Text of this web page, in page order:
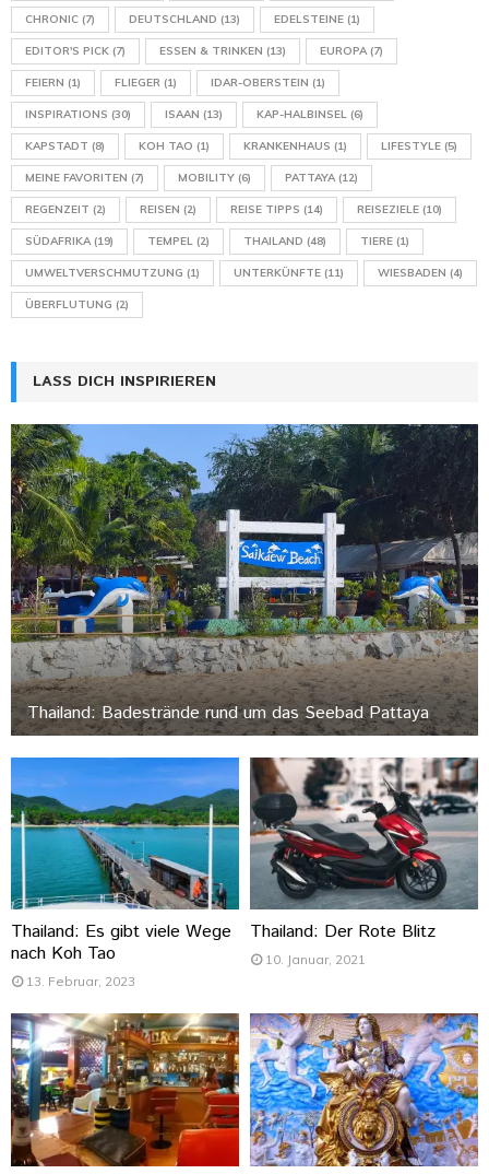
CHRONIC (7) DEUTSCHLAND (13) EDELSTEINE (1)
EDITOR'S PICK (7) ESSEN & TRINKEN (13) EUROPA(7)
FEIERN (1) FLIEGER (1) IDAR-OBERSTEIN (1)
INSPIRATIONS (30) ISAAN (13) KAP-HALBINSEL (6)
KAPSTADT (8) KOH TAO (1) KRANKENHAUS (1) LIFESTYLE (5)
MEINE FAVORITEN (7) MOBILITY (6) PATTAYA(12)
REGENZEIT (2) REISEN (2) REISE TIPPS (14) REISEZIELE (10)
SÜDAFRIKA(19) TEMPEL (2) THAILAND (48) TIERE (1)
UMWELTVERSCHMUTZUNG (1) UNTERKÜNFTE (11) WIESBADEN (4)
ÜBERFLUTUNG (2)
LASS DICH INSPIRIEREN
Thailand: Badestrände rund um das Seebad Pattaya
Thailand: Es gibt viele Wege
nach Koh Tao
13. Februar, 2023
Thailand: Der Rote Blitz
10. Januar, 2021